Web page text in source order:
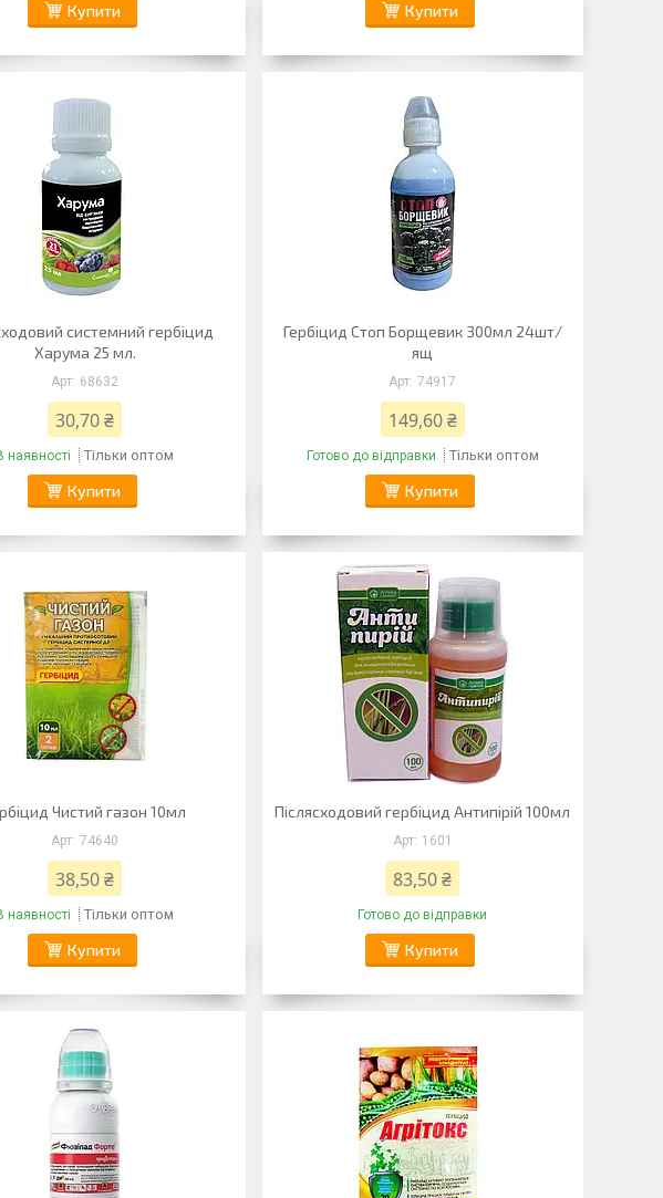
Купити Купити
системний гербіцид
Харума 25 мл.
68632
30,70 ₴
наявності Тільки оптом
Купити
Гербіцид Стоп Борщевик 300мл 24шт/
ящ
74917
149,60 ₴
Готово до відправки Тільки оптом
Купити
Чистий газон 10мл
74640
38,50 ₴
наявності Тільки оптом
Купити
Післясходовий гербіцид Антипірій 100мл
1601
83,50 ₴
Готово до відправки
Купити